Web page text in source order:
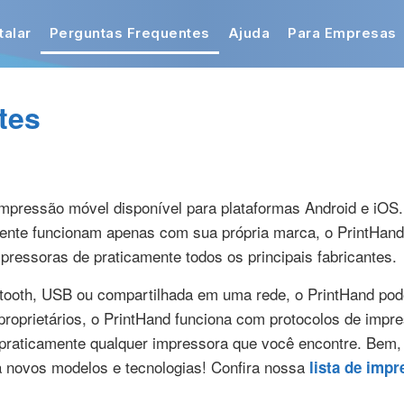
Perguntas Frequentes Ajuda Para Empresas
móvel disponível para plataformas Android e
funcionam apenas com sua própria marca, o
de praticamente todos os principais fabricantes.
USB ou compartilhada em uma rede, o PrintHand
o PrintHand funciona com protocolos de
qualquer impressora que você encontre.
modelos e tecnologias! Confira nossa lista de